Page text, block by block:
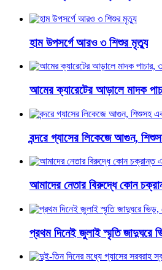
হাম উপসর্গে আরও ৩ শিশুর মৃত্যু
আমের ক্যারেটের আড়ালে মাদক
বন্দরে গ্যাসের লিকেজে আগুন,
আমাদের নেতার বিরুদ্ধে কোন
প্রথম দিনেই জুলাই স্মৃতি জাদুঘরে